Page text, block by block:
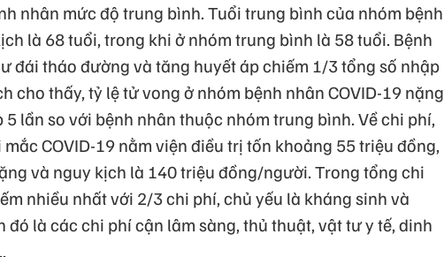
nhân mức độ trung bình. Tuổi trung bình của nhóm bệnh
là 68 tuổi, trong khi ở nhóm trung bình là 58 tuổi. Bệnh
đái tháo đường và tăng huyết áp chiếm 1/3 tổng số nhập
cho thấy, tỷ lệ tử vong ở nhóm bệnh nhân COVID-19 nặng
lần so với bệnh nhân thuộc nhóm trung bình. Về chi phí,
COVID-19 nằm viện điều trị tốn khoảng 55 triệu đồng,
và nguy kịch là 140 triệu đồng/người. Trong tổng chi
nhiều nhất với 2/3 chi phí, chủ yếu là kháng sinh và
đó là các chi phí cận lâm sàng, thủ thuật, vật tư y tế, dinh